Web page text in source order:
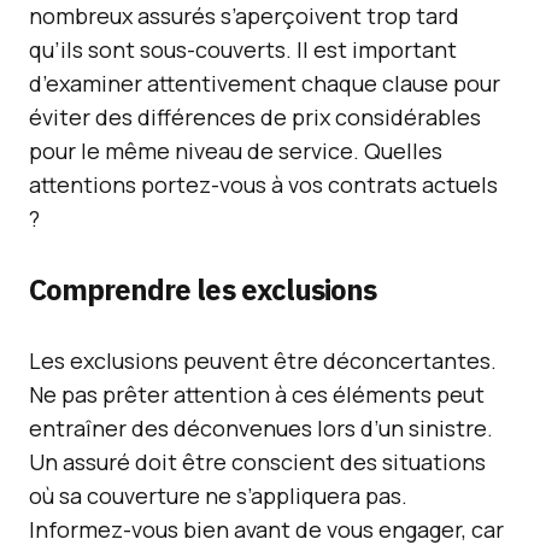
nombreux assurés s’aperçoivent trop tard
qu’ils sont sous-couverts. Il est important
d’examiner attentivement chaque clause pour
éviter des différences de prix considérables
pour le même niveau de service. Quelles
attentions portez-vous à vos contrats actuels
?
Comprendre les exclusions
Les exclusions peuvent être déconcertantes.
Ne pas prêter attention à ces éléments peut
entraîner des déconvenues lors d’un sinistre.
Un assuré doit être conscient des situations
où sa couverture ne s’appliquera pas.
Informez-vous bien avant de vous engager, car